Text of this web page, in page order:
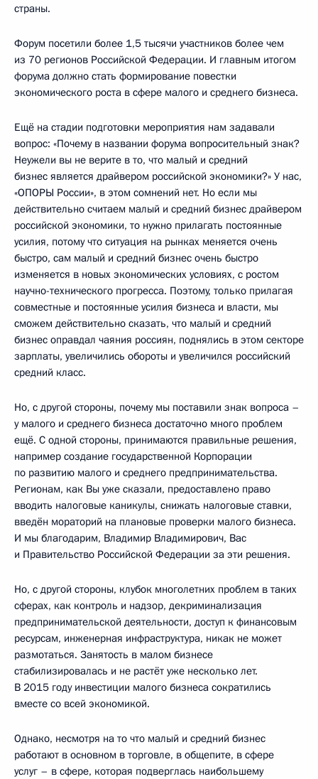
страны.
Форум посетили более 1,5 тысячи участников более чем
из 70 регионов Российской Федерации. И главным итогом
форума должно стать формирование повестки
экономического роста в сфере малого и среднего бизнеса.
Ещё на стадии подготовки мероприятия нам задавали
вопрос: «Почему в названии форума вопросительный знак?
Неужели вы не верите в то, что малый и средний
бизнес является драйвером российской экономики?» У нас,
«ОПОРЫ России», в этом сомнений нет. Но если мы
действительно считаем малый и средний бизнес драйвером
российской экономики, то нужно прилагать постоянные
усилия, потому что ситуация на рынках меняется очень
быстро, сам малый и средний бизнес очень быстро
изменяется в новых экономических условиях, с ростом
научно-технического прогресса. Поэтому, только прилагая
совместные и постоянные усилия бизнеса и власти, мы
сможем действительно сказать, что малый и средний
бизнес оправдал чаяния россиян, поднялись в этом секторе
зарплаты, увеличились обороты и увеличился российский
средний класс.
Но, с другой стороны, почему мы поставили знак вопроса –
у малого и среднего бизнеса достаточно много проблем
ещё. С одной стороны, принимаются правильные решения,
например создание государственной Корпорации
по развитию малого и среднего предпринимательства.
Регионам, как Вы уже сказали, предоставлено право
вводить налоговые каникулы, снижать налоговые ставки,
введён мораторий на плановые проверки малого бизнеса.
И мы благодарим, Владимир Владимирович, Вас
и Правительство Российской Федерации за эти решения.
Но, с другой стороны, клубок многолетних проблем в таких
сферах, как контроль и надзор, декриминализация
предпринимательской деятельности, доступ к финансовым
ресурсам, инженерная инфраструктура, никак не может
размотаться. Занятость в малом бизнесе
стабилизировалась и не растёт уже несколько лет.
В 2015 году инвестиции малого бизнеса сократились
вместе со всей экономикой.
Однако, несмотря на то что малый и средний бизнес
работают в основном в торговле, в общепите, в сфере
услуг – в сфере, которая подверглась наибольшему